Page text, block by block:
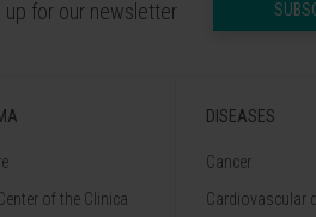
up for our newsletter
of the Clinica
DISEASES
Cancer
Cardiovascular